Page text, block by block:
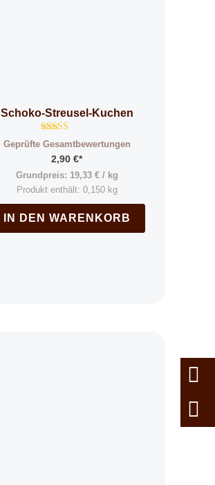
Schoko-Streusel-Kuchen
Bewertet mit
4.94
von 5
Geprüfte Gesamtbewertungen
2,90 €*
Grundpreis: 19,33 €/ kg
Produkt enthält: 0,150 kg
IN DEN WARENKORB